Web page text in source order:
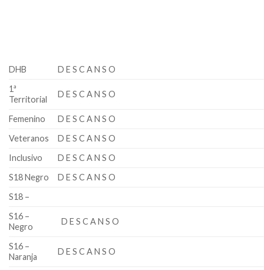
DHB
D E S C A N S O
1ª
Territorial
D E S C A N S O
Femenino
D E S C A N S O
Veteranos
D E S C A N S O
Inclusivo
D E S C A N S O
S18 Negro
D E S C A N S O
S18 –
S16 –
Negro
D E S C A N S O
S16 –
Naranja
D E S C A N S O